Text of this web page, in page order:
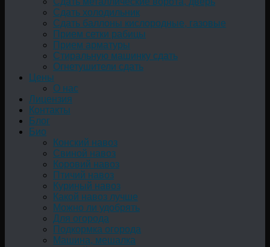
Сдать холодильник
Сдать баллоны кислородные, газовые
Прием сетки рабицы
Прием арматуры
Стиральную машинку сдать
Огнетушители сдать
Цены
О нас
Лицензия
Контакты
Блог
Био
Конский навоз
Свиной навоз
Коровий навоз
Птичий навоз
Куриный навоз
Какой навоз лучше
Можно ли удобрять
Для огорода
Подкормка огорода
Машина, мешалка